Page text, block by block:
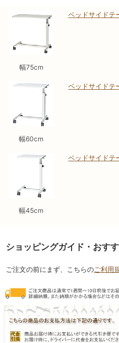
幅75cm
ベッドサイド
幅60cm
ベッドサイド
幅45cm
ベッドサイド
ショッピングガイド・おす
ご注文の前にまず、こちらのご利用